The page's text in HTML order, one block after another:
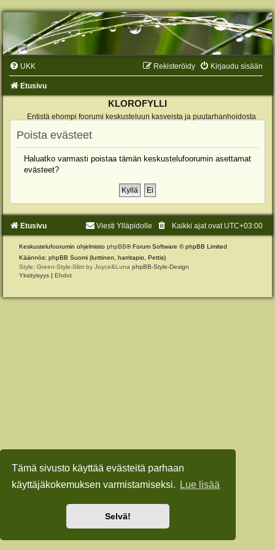
Tämä sivusto käyttää evästeitä parhaan
käyttäjäkokemuksen varmistamiseksi.
Lue lisää
Selvä!
UKK Kirjaudu sisään
Rekisteröidy
Etusivu
KLOROFYLLI
Entistä ehompi foorumi keskusteluun kasveista ja puutarhanhoidosta
Poista evästeet
Haluatko varmasti poistaa tämän keskustelufoorumin asettamat
evästeet?
Etusivu Kaikki ajat ovat UTC+03:00
Viesti Ylläpidolle
Keskustelufoorumin ohjelmisto phpBB® Forum Software © phpBB Limited
Käännös: phpBB Suomi (lurttinen, harritapio, Pettis)
Style: Green-Style-Slim by Joyce&Luna phpBB-Style-Design
Yksityisyys | Ehdot